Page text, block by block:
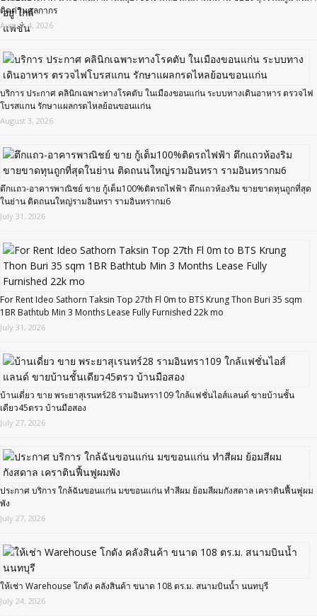
ติดด่านศุลกากร
August 4, 2026
บริการ ประกาศ คลินิกเฉพาะทางโรคตับ ในเมืองขอนแก่น ระบบทางเดินอาหาร ตรวจไฟ
โบรสแกน รักษาแผลกรดไหลย้อนขอนแก่น
August 3, 2026
ตึกแถว-อาคารพาณิชย์ ขาย กู้เต็ม100%ติดรถไฟฟ้า ตึกแถวห้องริม ขายขาดทุนถูกที่สุด
ในย่าน ติดถนนใหญ่รามอินทรา รามอินทรากม6
July 31, 2026
For Rent Ideo Sathorn Taksin Top 27th Fl 0m to BTS Krung Thon Buri 35 sqm
1BR Bathtub Min 3 Months Lease Fully Furnished 22k mo
July 31, 2026
บ้านเดี่ยว ขาย พระยาสุเรนทร์28 รามอินทรา109 ใกล้แฟชั่นไอส์แลนด์ ขายบ้านชั้น
เดียว45ตรว บ้านมือสอง
July 27, 2026
ประกาศ บริการ ใกล้ฉันขอนแก่น มขขอนแก่น ทำสีผม ย้อมสีผมกังสดาล เคราตินฟื้นฟูผม
พัง
July 27, 2026
ให้เช่า Warehouse โกดัง คลังสินค้า ขนาด 108 ตร.ม. สนามบินน้ำ นนทบุรี
July 24, 2026